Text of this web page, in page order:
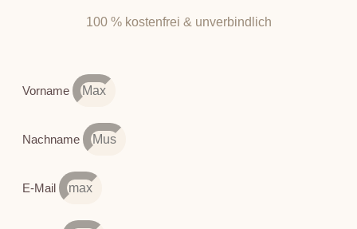
100 % kostenfrei & unverbindlich
Vorname
Nachname
E-Mail